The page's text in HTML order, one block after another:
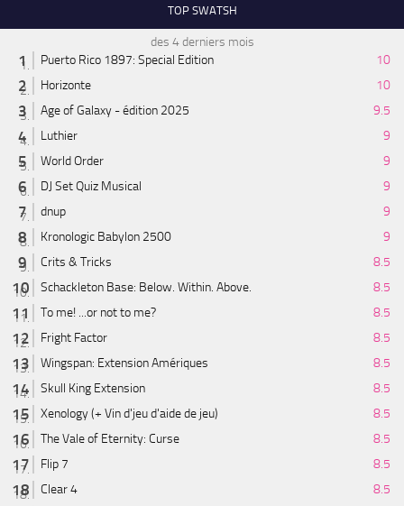
TOP SWATSH
des 4 derniers mois
Puerto Rico 1897: Special Edition
10
Horizonte
10
Age of Galaxy - édition 2025
9.5
Luthier
9
World Order
9
DJ Set Quiz Musical
9
dnup
9
Kronologic Babylon 2500
9
Crits & Tricks
8.5
Schackleton Base: Below. Within. Above.
8.5
To me! ...or not to me?
8.5
Fright Factor
8.5
Wingspan: Extension Amériques
8.5
Skull King Extension
8.5
Xenology (+ Vin d'jeu d'aide de jeu)
8.5
The Vale of Eternity: Curse
8.5
Flip 7
8.5
Clear 4
8.5